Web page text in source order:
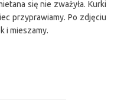
się nie zważyła. Kurki
przyprawiamy. Po zdjęciu
i mieszamy.